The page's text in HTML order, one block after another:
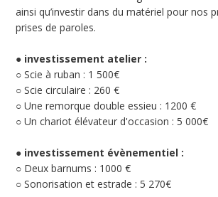
ainsi qu’investir dans du matériel pour nos
prises de paroles.
● investissement atelier :
○ Scie à ruban : 1 500€
○ Scie circulaire : 260 €
○ Une remorque double essieu : 1200 €
○ Un chariot élévateur d'occasion : 5 000€
● investissement évènementiel :
○ Deux barnums : 1000 €
○ Sonorisation et estrade : 5 270€